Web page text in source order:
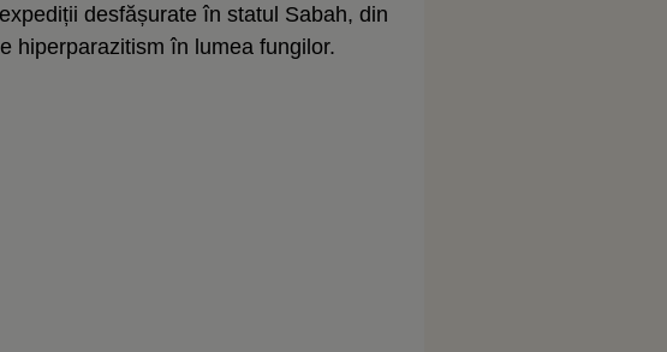
desfășurate în statul Sabah, din
hiperparazitism în lumea fungilor.